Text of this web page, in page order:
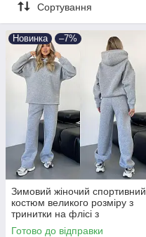
Сортування
Новинка –7%
Зимовий жіночий спортивний
костюм великого розміру з
тринитки на флісі з
капюшоном 42-48
Готово до відправки